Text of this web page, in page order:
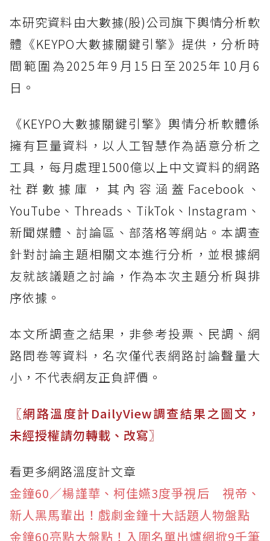
本研究資料由大數據(股)公司旗下輿情分析軟
體《KEYPO大數據關鍵引擎》提供，分析時
間範圍為2025年9月15日至2025年10月6
日。
《KEYPO大數據關鍵引擎》輿情分析軟體係
擁有巨量資料，以人工智慧作為語意分析之
工具，每月處理1500億以上中文資料的網路
社群數據庫，其內容涵蓋Facebook、
YouTube、Threads、TikTok、Instagram、
新聞媒體、討論區、部落格等網站。本調查
針對討論主題相關文本進行分析，並根據網
友就該議題之討論，作為本次主題分析與排
序依據。
本文所調查之結果，非參考投票、民調、網
路問卷等資料，名次僅代表網路討論聲量大
小，不代表網友正負評價。
〖網路溫度計DailyView調查結果之圖文，
未經授權請勿轉載、改寫〗
看更多網路溫度計文章
金鐘60／楊謹華、柯佳嬿3度爭視后 視帝、
新人黑馬輩出！戲劇金鐘十大話題人物盤點
金鐘60亮點大盤點！入圍名單出爐網掀9千筆